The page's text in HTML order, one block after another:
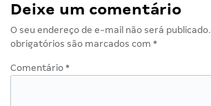
Deixe um comentário
O seu endereço de e-mail não será publicado.
obrigatórios são marcados com *
Comentário *